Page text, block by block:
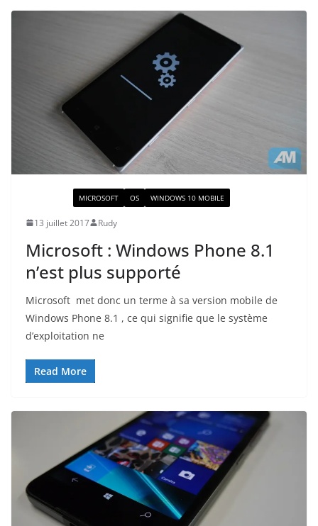
MICROSOFT OS WINDOWS 10 MOBILE
13 juillet 2017 Rudy
Microsoft : Windows Phone 8.1
n’est plus supporté
Microsoft met donc un terme à sa version mobile de
Windows Phone 8.1 , ce qui signifie que le système
d’exploitation ne
Read More